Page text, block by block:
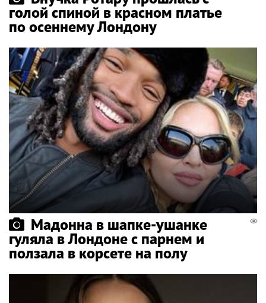
голой спиной в красном платье
по осеннему Лондону
Мадонна в шапке-ушанке
гуляла в Лондоне с парнем и
ползала в корсете на полу